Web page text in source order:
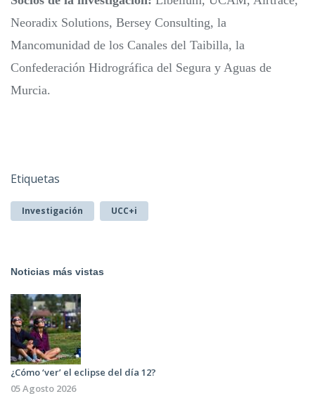
Neoradix Solutions, Bersey Consulting, la
Mancomunidad de los Canales del Taibilla, la
Confederación Hidrográfica del Segura y Aguas de
Murcia.
Etiquetas
Investigación UCC+i
Noticias más vistas
¿Cómo ‘ver’ el eclipse del día 12?
05 Agosto 2026